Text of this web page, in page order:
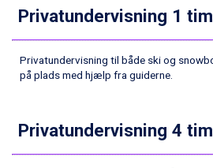
Alleghe fra DKK 5.595
Bad Gastein fra DKK 4.195
Arabba fra DKK 7.045
La Thuile fra DKK 4.595
Val Thorens fra DKK 5.395
Bad Hofgastein fra DKK
Privatundervisning 1
Privatundervisning til både ski og
på plads med hjælp fra guiderne.
Privatundervisning 4